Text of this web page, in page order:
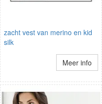
zacht vest van merino en kid
silk
Meer info